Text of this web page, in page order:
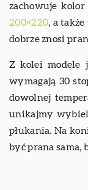
zachowuje
200×220, a
dobrze znosi
Z kolei modele
wymagają 30
dowolnej
unikajmy
płukania. Na
być prana sama,